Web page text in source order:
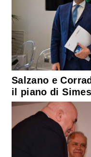
Salzano e
il piano di